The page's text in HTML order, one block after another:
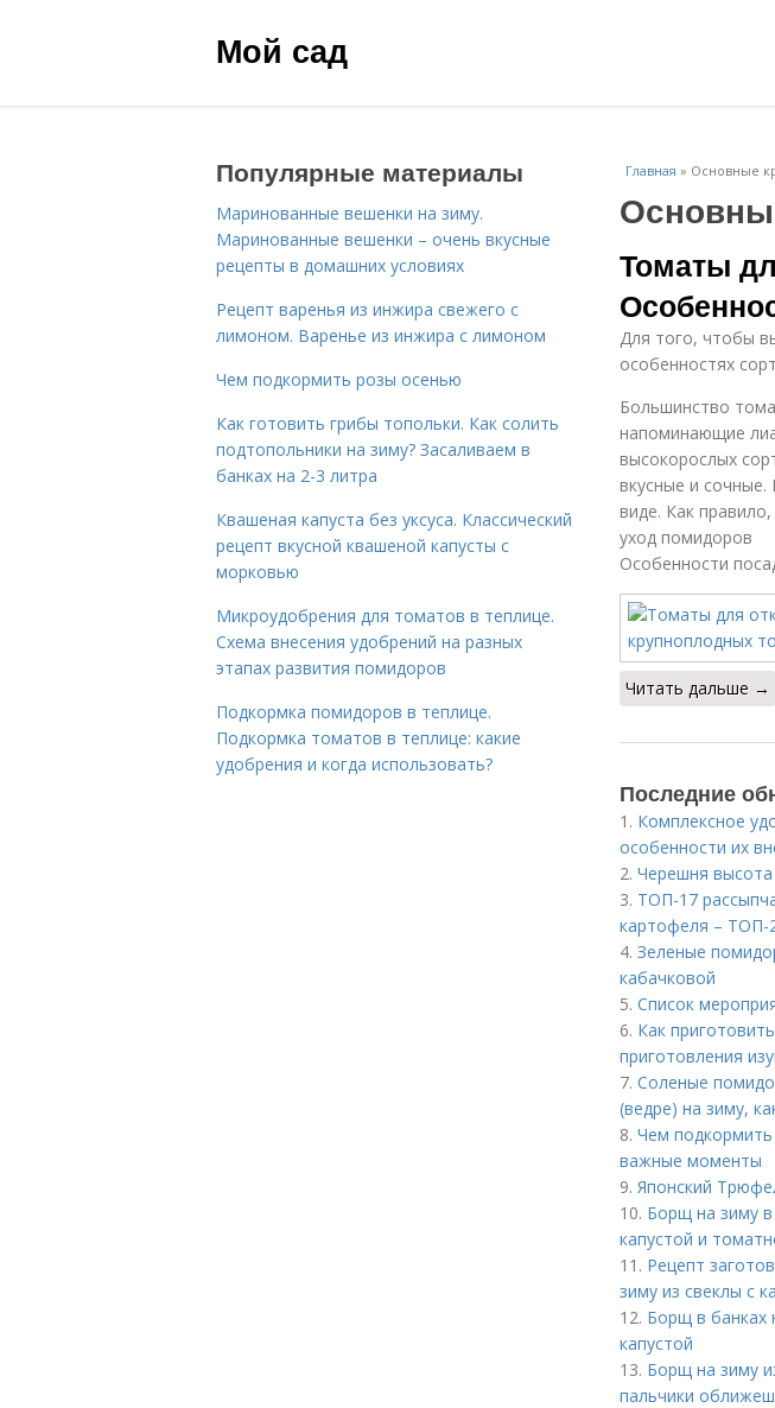
Мой сад
Главная » Основные
Томаты
Для того, чтобы
особенностях
Большинство
напоминающие
высокорослых
вкусные и
виде. Как
уход помидоров
Особенности
Читать дальше →
Последние
1. Комплексное
особенности их
2. Черешня высота
3. ТОП-17
картофеля – ТОП-
4. Зеленые
кабачковой
5. Список
6. Как
приготовления
7. Соленые
(ведре) на зиму,
8. Чем
важные моменты
9. Японский
10. Борщ на зиму в
капустой и
11. Рецепт
зиму из свеклы с
12. Борщ в банках
капустой
13. Борщ на зиму
пальчики
Популярные материалы
Маринованные вешенки на зиму.
Маринованные вешенки – очень вкусные
рецепты в домашних условиях
Рецепт варенья из инжира свежего с
лимоном. Варенье из инжира с лимоном
Чем подкормить розы осенью
Как готовить грибы топольки. Как солить
подтопольники на зиму? Засаливаем в
банках на 2-3 литра
Квашеная капуста без уксуса. Классический
рецепт вкусной квашеной капусты с
морковью
Микроудобрения для томатов в теплице.
Схема внесения удобрений на разных
этапах развития помидоров
Подкормка помидоров в теплице.
Подкормка томатов в теплице: какие
удобрения и когда использовать?